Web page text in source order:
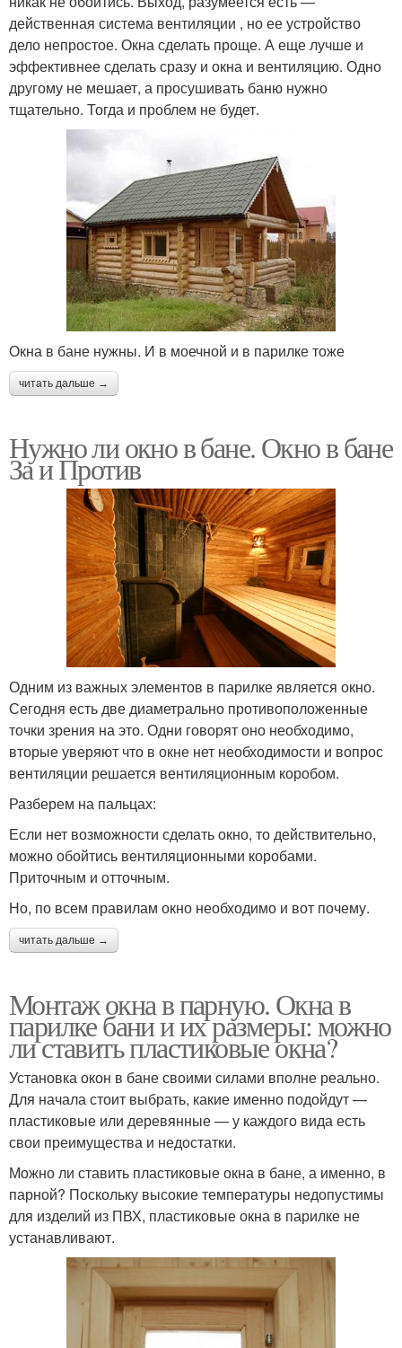
действенная система вентиляции , но ее устройство
дело непростое. Окна сделать проще. А еще лучше и
эффективнее сделать сразу и окна и вентиляцию. Одно
другому не мешает, а просушивать баню нужно
тщательно. Тогда и проблем не будет.
Окна в бане нужны. И в моечной и в парилке тоже
читать дальше →
Нужно ли окно в бане. Окно в бане
За и Против
Одним из важных элементов в парилке является окно.
Сегодня есть две диаметрально противоположенные
точки зрения на это. Одни говорят оно необходимо,
вторые уверяют что в окне нет необходимости и вопрос
вентиляции решается вентиляционным коробом.
Разберем на пальцах:
Если нет возможности сделать окно, то действительно,
можно обойтись вентиляционными коробами.
Приточным и отточным.
Но, по всем правилам окно необходимо и вот почему.
читать дальше →
Монтаж окна в парную. Окна в
парилке бани и их размеры: можно
ли ставить пластиковые окна?
Установка окон в бане своими силами вполне реально.
Для начала стоит выбрать, какие именно подойдут —
пластиковые или деревянные — у каждого вида есть
свои преимущества и недостатки.
Можно ли ставить пластиковые окна в бане, а именно, в
парной? Поскольку высокие температуры недопустимы
для изделий из ПВХ, пластиковые окна в парилке не
устанавливают.